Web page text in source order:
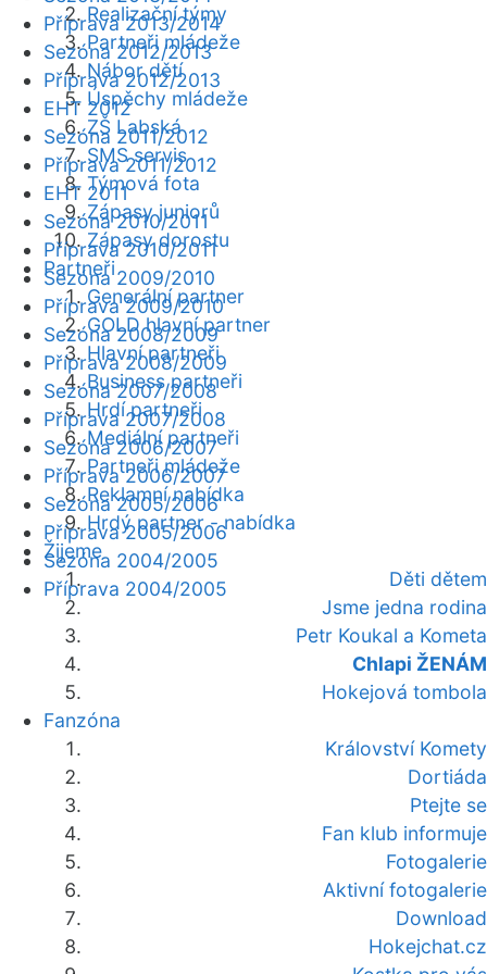
Realizační týmy
Partneři mládeže
Nábor dětí
Úspěchy mládeže
ZŠ Labská
SMS servis
Týmová fota
Zápasy juniorů
Zápasy dorostu
Partneři
Generální partner
GOLD hlavní partner
Hlavní partneři
Business partneři
Hrdí partneři
Mediální partneři
Partneři mládeže
Reklamní nabídka
Hrdý partner - nabídka
Žijeme
Děti dětem
Jsme jedna rodina
Petr Koukal a Kometa
Chlapi ŽENÁM
Hokejová tombola
Fanzóna
Království Komety
Dortiáda
Ptejte se
Fan klub informuje
Fotogalerie
Aktivní fotogalerie
Download
Hokejchat.cz
Příprava 2013/2014
Sezóna 2012/2013
Příprava 2012/2013
EHT 2012
Sezóna 2011/2012
Příprava 2011/2012
EHT 2011
Sezóna 2010/2011
Příprava 2010/2011
Sezóna 2009/2010
Příprava 2009/2010
Sezóna 2008/2009
Příprava 2008/2009
Sezóna 2007/2008
Příprava 2007/2008
Sezóna 2006/2007
Příprava 2006/2007
Sezóna 2005/2006
Příprava 2005/2006
Sezóna 2004/2005
Příprava 2004/2005